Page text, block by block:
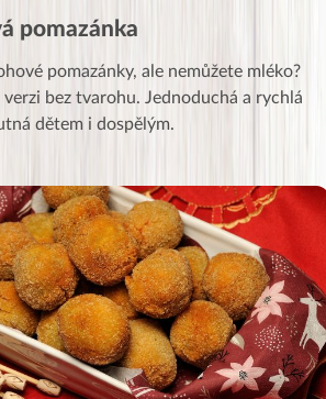
pomazánka
pomazánky, ale nemůžete mléko?
verzi bez tvarohu. Jednoduchá a rychlá
dětem i dospělým.